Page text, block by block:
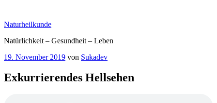
springen
Naturheilkunde
Natürlichkeit – Gesundheit – Leben
Veröffentlicht
19. November 2019 von Sukadev
Exkurrierendes Hellsehen